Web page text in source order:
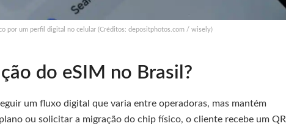
por um perfil digital no celular (Créditos: depositphotos.com / wisely)
do eSIM no Brasil?
um fluxo digital que varia entre operadoras, mas mantém
ou solicitar a migração do chip físico, o cliente recebe um QR